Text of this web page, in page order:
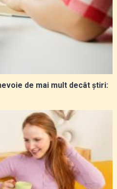
de mai mult decât știri: